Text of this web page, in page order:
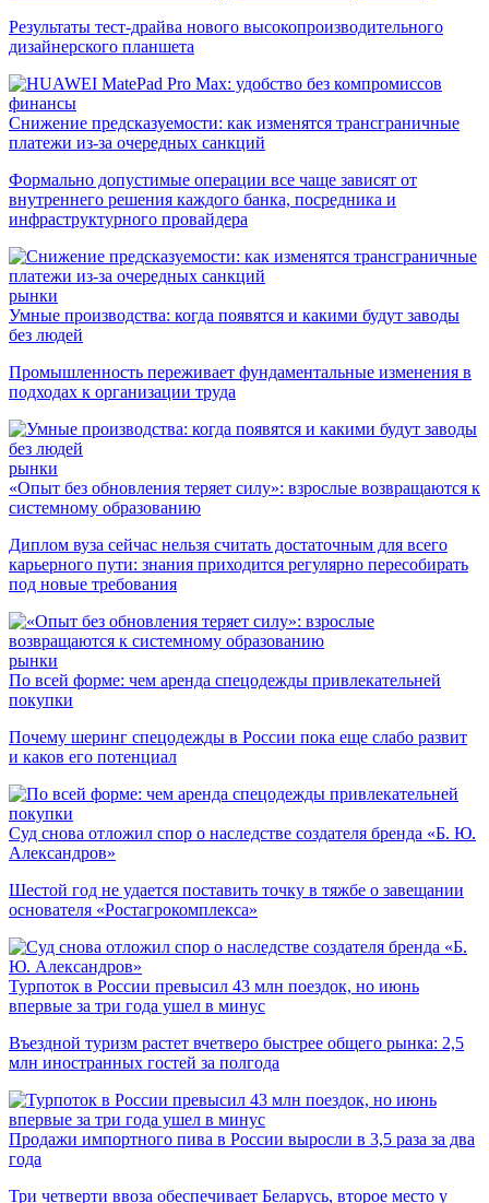
Результаты тест-драйва нового высокопроизводительного
дизайнерского планшета
финансы
Снижение предсказуемости: как изменятся трансграничные
платежи из-за очередных санкций
Формально допустимые операции все чаще зависят от
внутреннего решения каждого банка, посредника и
инфраструктурного провайдера
рынки
Умные производства: когда появятся и какими будут заводы
без людей
Промышленность переживает фундаментальные изменения в
подходах к организации труда
рынки
«Опыт без обновления теряет силу»: взрослые возвращаются к
системному образованию
Диплом вуза сейчас нельзя считать достаточным для всего
карьерного пути: знания приходится регулярно пересобирать
под новые требования
рынки
По всей форме: чем аренда спецодежды привлекательней
покупки
Почему шеринг спецодежды в России пока еще слабо развит
и каков его потенциал
Суд снова отложил спор о наследстве создателя бренда «Б. Ю.
Александров»
Шестой год не удается поставить точку в тяжбе о завещании
основателя «Ростагрокомплекса»
Турпоток в России превысил 43 млн поездок, но июнь
впервые за три года ушел в минус
Въездной туризм растет вчетверо быстрее общего рынка: 2,5
млн иностранных гостей за полгода
Продажи импортного пива в России выросли в 3,5 раза за два
года
Три четверти ввоза обеспечивает Беларусь, второе место у